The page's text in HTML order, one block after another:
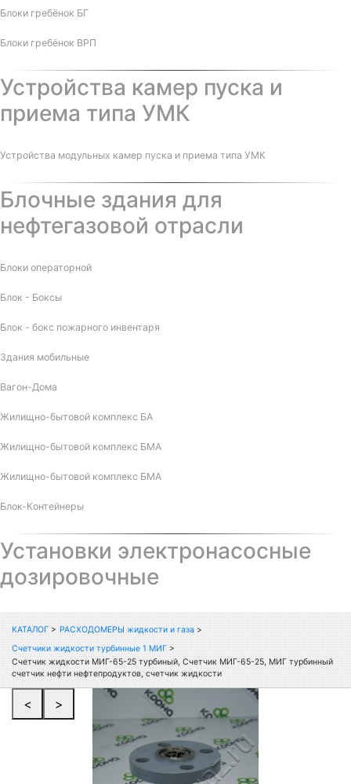
Блоки гребёнок БГ
Блоки гребёнок ВРП
Устройства камер пуска и
приема типа УМК
Устройства модульных камер пуска и приема типа УМК
Блочные здания для
нефтегазовой отрасли
Блоки операторной
Блок - Боксы
Блок - бокс пожарного инвентаря
Здания мобильные
Вагон-Дома
Жилищно-бытовой комплекс БА
Жилищно-бытовой комплекс БМА
Жилищно-бытовой комплекс БМА
Блок-Контейнеры
Установки электронасосные
дозировочные
КАТАЛОГ > РАСХОДОМЕРЫ жидкости и газа >
Счетчики жидкости турбинные 1 МИГ >
Счетчик жидкости МИГ-65-25 турбиный, Счетчик МИГ-65-25, МИГ турбинный
счетчик нефти нефтепродуктов, счетчик жидкости
< >